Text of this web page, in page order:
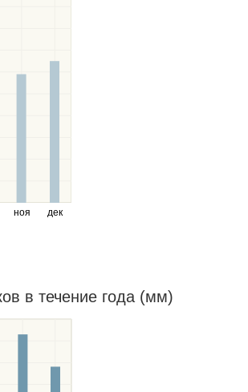
ноя дек
в течение года (мм)